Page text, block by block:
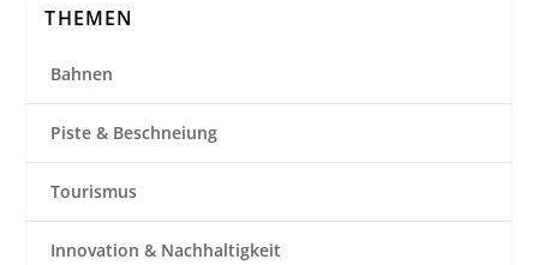
THEMEN
Bahnen
Piste & Beschneiung
Tourismus
Innovation & Nachhaltigkeit